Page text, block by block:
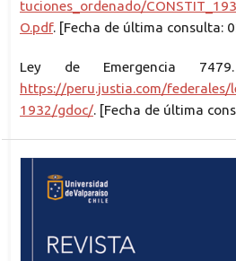
tuciones_ordenado/
O.pdf. [Fecha de última consulta:
Ley de Emergencia
https://peru.justia.com/federales/
1932/gdoc/. [Fecha de última